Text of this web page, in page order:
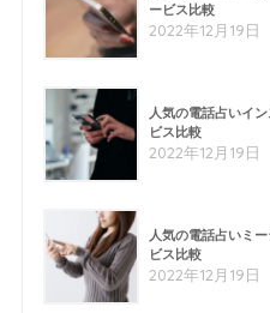
ービス比較
2022年12月19日
人気の電話占いイ
ビス比較
2022年12月19日
人気の電話占いミ
ビス比較
2022年12月19日